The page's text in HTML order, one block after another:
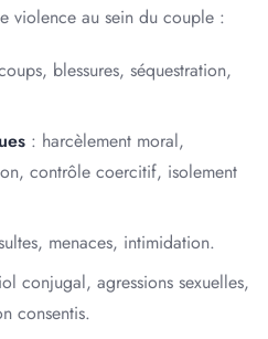
violence au sein du couple :
blessures, séquestration,
: harcèlement moral,
contrôle coercitif, isolement
menaces, intimidation.
conjugal, agressions sexuelles,
consentis.